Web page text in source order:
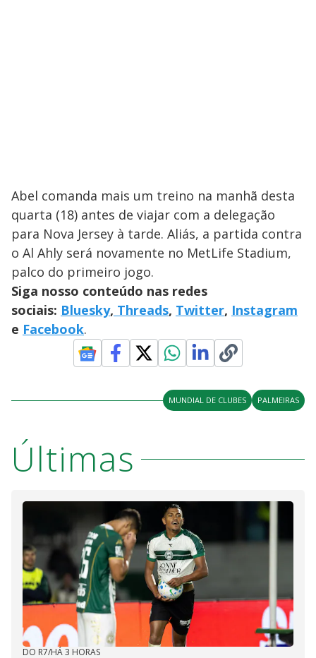
Abel comanda mais um treino na manhã desta
quarta (18) antes de viajar com a delegação
para Nova Jersey à tarde. Aliás, a partida contra
o Al Ahly será novamente no MetLife Stadium,
palco do primeiro jogo.
Siga nosso conteúdo nas redes
sociais: Bluesky, Threads, Twitter, Instagram
e Facebook.
MUNDIAL DE CLUBES PALMEIRAS
Últimas
DO R7/HÁ 3 HORAS